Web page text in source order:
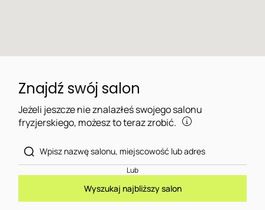
Znajdź swój salon
Jeżeli jeszcze nie znalazłeś swojego salonu
fryzjerskiego, możesz to teraz zrobić.
Lub
Wyszukaj najbliższy salon